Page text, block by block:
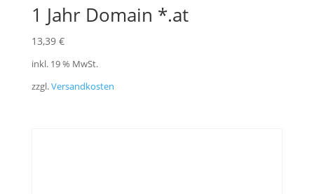
1 Jahr Domain *.at
13,39 €
inkl. 19 % MwSt.
zzgl.Versandkosten